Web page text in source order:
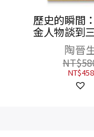
毛澤東時代
東時代（
2009）：另
書寫（上
錢理
NT$
NT$750